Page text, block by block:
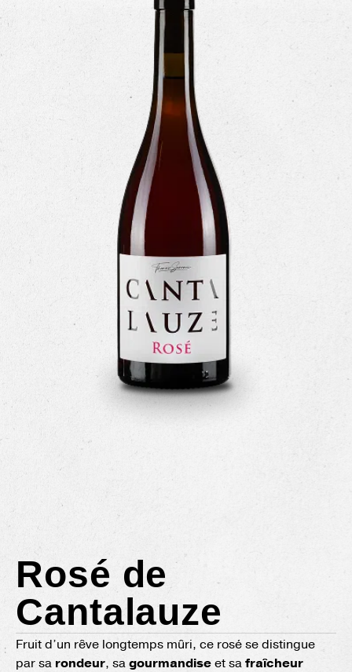
Rosé de
Cantalauze
Fruit d’un rêve longtemps mûri, ce rosé se distingue
par sa rondeur, sa gourmandise et sa fraîcheur